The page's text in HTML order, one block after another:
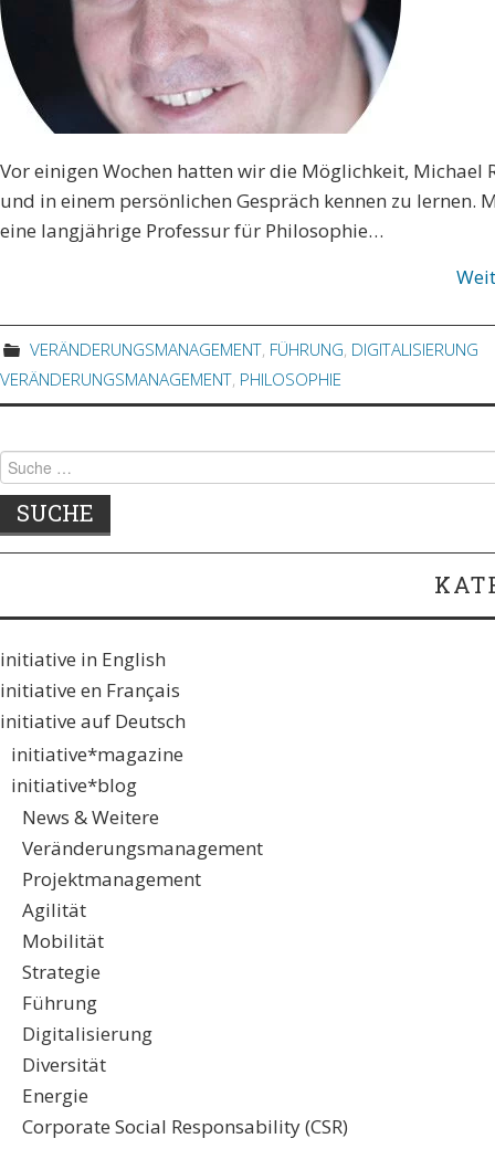
Vor einigen Wochen hatten wir die Möglichkeit,
und in einem persönlichen Gespräch kennen zu lernen.
eine langjährige Professur für Philosophie…
VERÄNDERUNGSMANAGEMENT, FÜHRUNG, DIGITALISIERUNG
VERÄNDERUNGSMANAGEMENT, PHILOSOPHIE
Suche nach:
initiative in English
initiative en Français
initiative auf Deutsch
initiative*magazine
initiative*blog
News & Weitere
Veränderungsmanagement
Projektmanagement
Agilität
Mobilität
Strategie
Führung
Digitalisierung
Diversität
Energie
Corporate Social Responsability (CSR)